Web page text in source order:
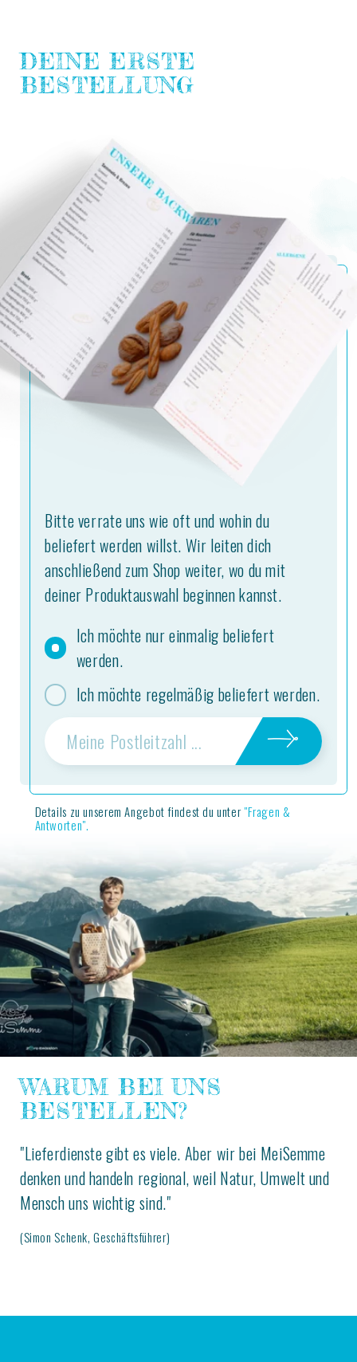
DEINE ERSTE
BESTELLUNG
Bitte verrate uns wie oft und wohin du
beliefert werden willst. Wir leiten dich
anschließend zum Shop weiter, wo du mit
deiner Produktauswahl beginnen kannst.
Ich möchte nur einmalig beliefert
werden.
Ich möchte regelmäßig beliefert werden.
Details zu unserem Angebot findest du unter"Fragen &
Antworten".
WARUM BEI UNS
BESTELLEN?
"Lieferdienste gibt es viele. Aber wir bei MeiSemme
denken und handeln regional, weil Natur, Umwelt und
Mensch uns wichtig sind."
(Simon Schenk, Geschäftsführer)